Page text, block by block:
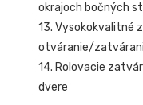
okrajoch bočných
13. Vysokokvalitné
otváranie/
14. Rolovacie
dvere